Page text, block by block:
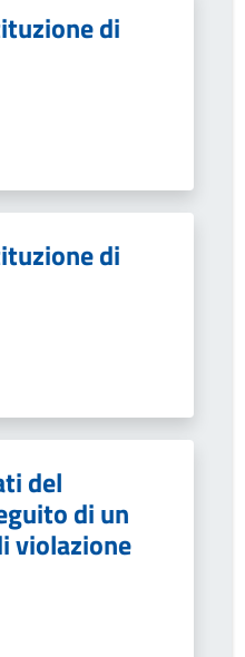
di
di
del
di un
violazione